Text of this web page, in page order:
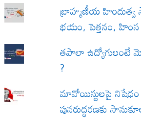
బ్రాహ్మణీయ
భయం, పెత్తనం, హింస
త‌పాలా ఉద్యోగులంటే
?
మావోయిస్టులపై నిషేధం
పునరుద్ధరణకు